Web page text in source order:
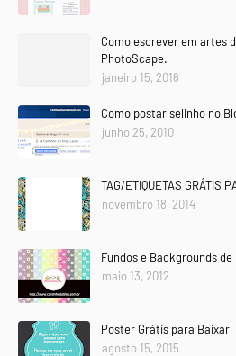
Como escrever em artes
PhotoScape.
janeiro 15, 2016
Como postar selinho no
junho 25, 2010
TAG/ETIQUETAS GRÁTIS
novembro 18, 2014
Fundos e Backgrounds de
maio 13, 2012
Poster Grátis para Baixar
agosto 15, 2015